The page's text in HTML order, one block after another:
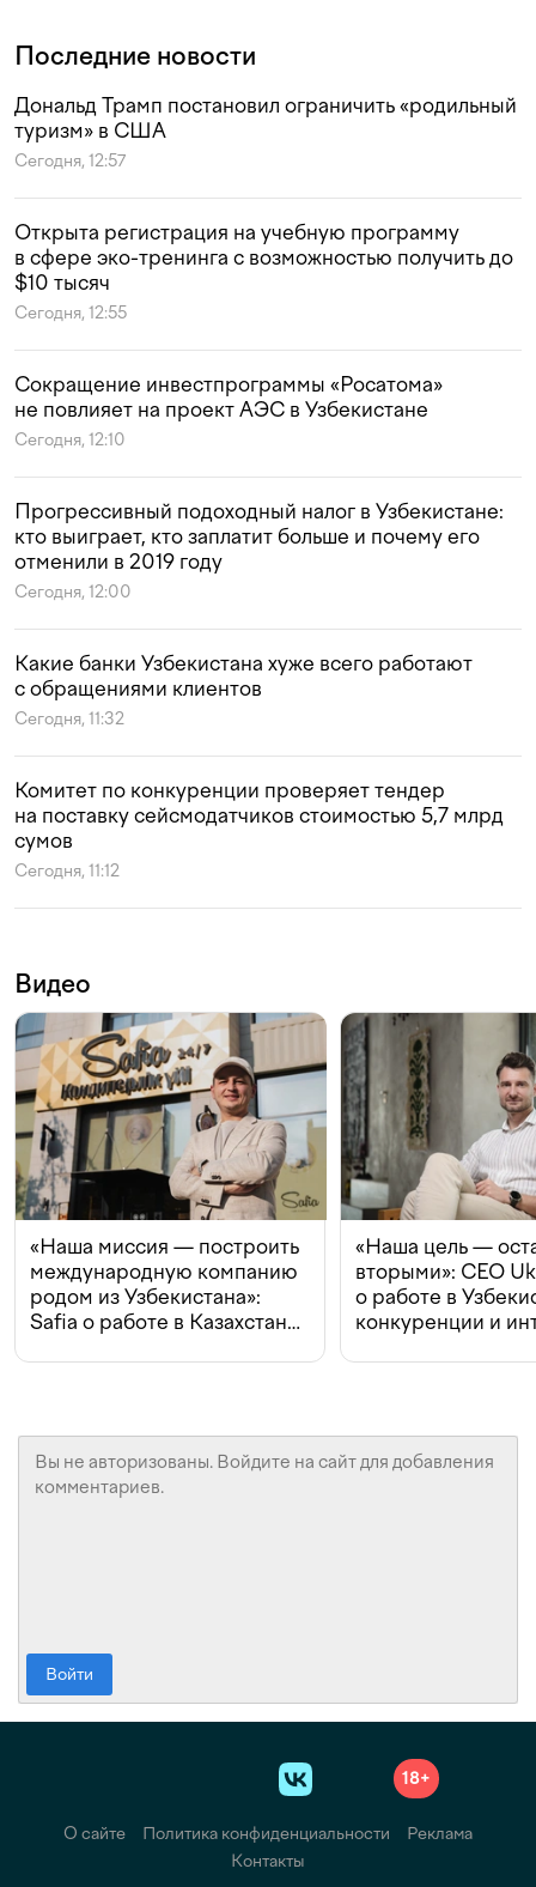
Последние новости
Дональд Трамп постановил ограничить «родильный
туризм» в США
Сегодня, 12:57
Открыта регистрация на учебную программу
в сфере эко-тренинга с возможностью получить до
$10 тысяч
Сегодня, 12:55
Сокращение инвестпрограммы «Росатома»
не повлияет на проект АЭС в Узбекистане
Сегодня, 12:10
Прогрессивный подоходный налог в Узбекистане:
кто выиграет, кто заплатит больше и почему его
отменили в 2019 году
Сегодня, 12:00
Какие банки Узбекистана хуже всего работают
с обращениями клиентов
Сегодня, 11:32
Комитет по конкуренции проверяет тендер
на поставку сейсмодатчиков стоимостью 5,7 млрд
сумов
Сегодня, 11:12
Видео
«Наша миссия — построить
международную компанию
родом из Узбекистана»:
Safia о работе в Казахстане,
«Наша цель —
вторыми»: CEO
о работе в
конкуренции и
Войти
18+
О сайте Политика конфиденциальности
Реклама
Контакты